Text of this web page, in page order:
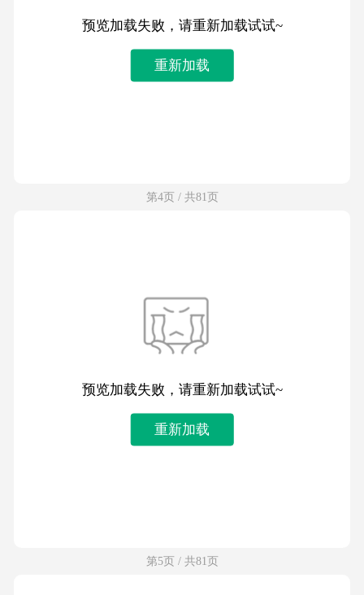
预览加载失败，请重新加载试试~
重新加载
第4页 / 共81页
预览加载失败，请重新加载试试~
重新加载
第5页 / 共81页